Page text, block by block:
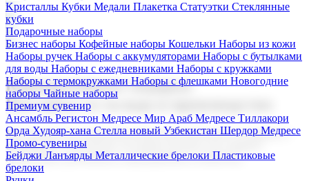
Kристаллы Кубки Медали Плакетка Статуэтки Стеклянные
кубки
Подарочные наборы
Бизнес наборы Кофейные наборы Кошельки Наборы из кожи
Наборы ручек Наборы с аккумуляторами Наборы с бутылками
для воды Наборы с ежедневниками Наборы с кружками
Наборы с термокружками Наборы с флешками Новогодние
наборы Чайные наборы
Премиум сувенир
Ансамбль Регистон Медресе Мир Араб Медресе Тиллакори
Орда Худояр-хана Стелла новый Узбекистан Шердор Медресе
Промо-сувениры
Бейджи Ланъярды Металлические брелоки Пластиковые
брелоки
Корпоративные подарки
Поставка со склада и производство
Мы предлагаем широкий выбор корпоративных подарков и
сувениров с логотипом. В нашем каталоге вы найдете
продукцию для бизнеса, мероприятия и клиентов.